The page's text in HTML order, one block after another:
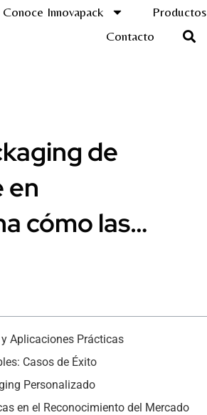
Conoce Innovapack Productos
Contacto
de
en
cómo las…
Aplicaciones Prácticas
Casos de Éxito
Personalizado
en el Reconocimiento del Mercado